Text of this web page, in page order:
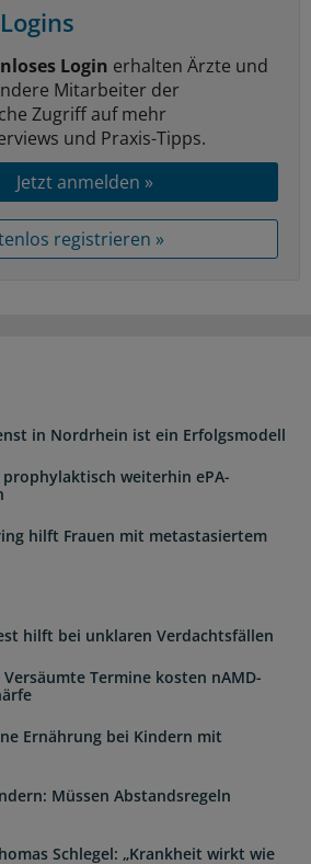
Login erhalten Ärzte und
Mitarbeiter der
Zugriff auf mehr
und Praxis-Tipps.
Jetzt anmelden »
registrieren »
in Nordrhein ist ein Erfolgsmodell
prophylaktisch weiterhin ePA-
hilft Frauen mit metastasiertem
hilft bei unklaren Verdachtsfällen
Termine kosten nAMD-
Ernährung bei Kindern mit
Müssen Abstandsregeln
Schlegel: „Krankheit wirkt wie